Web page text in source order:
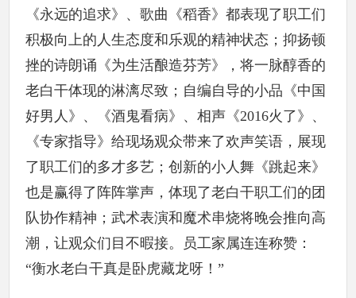
《永远的追求》、歌曲《稻香》都表现了职工们
积极向上的人生态度和乐观的精神状态；抑扬顿
挫的诗朗诵《为生活酿造芬芳》，将一脉醇香的
老白干体现的淋漓尽致；自编自导的小品《中国
好男人》、《酒鬼看病》、相声《2016火了》、
《专家指导》给现场观众带来了欢声笑语，展现
了职工们的多才多艺；创新的小人舞《跳起来》
也是赢得了阵阵掌声，体现了老白干职工们的团
队协作精神；武术表演和魔术串烧将晚会推向高
潮，让观众们目不暇接。员工家属连连称赞：
“衡水老白干真是卧虎藏龙呀！”